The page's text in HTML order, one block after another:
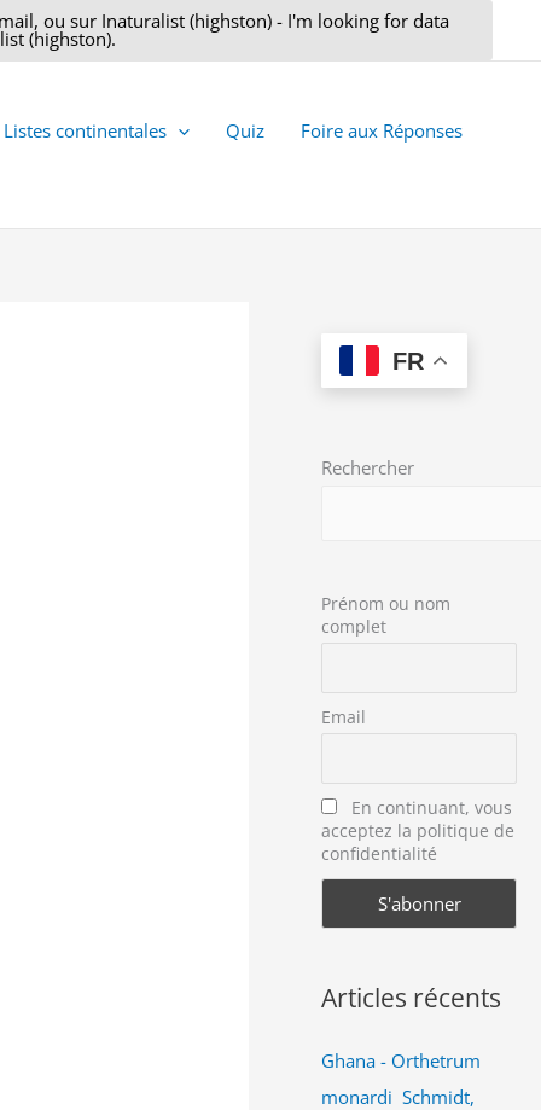
ou sur Inaturalist (highston) - I'm looking for data
(highston).
Listes continentales Quiz
Foire aux Réponses
FR
Rechercher
Prénom ou nom
complet
Email
En continuant, vous
acceptez la politique de
confidentialité
Articles récents
Ghana - Orthetrum
monardi Schmidt,